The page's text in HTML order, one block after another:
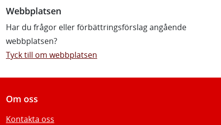
Webbplatsen
Har du frågor eller förbättringsförslag angående
webbplatsen?
Tyck till om webbplatsen
Om oss
Kontakta oss